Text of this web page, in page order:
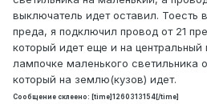
выключатель идет оставил. Тоесть
преда, я подключил провод от 21
который идет еще и на
лампочке маленького светильника
который на землю(кузов) идет.
Сообщение склеено: [time]1260313154[/time]